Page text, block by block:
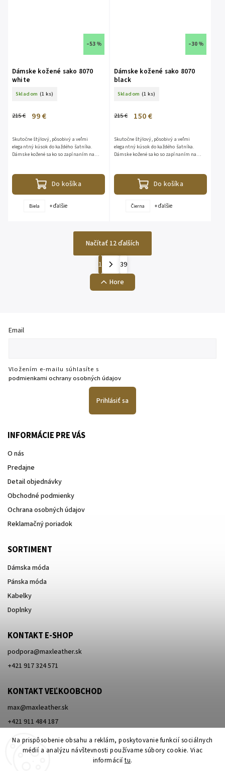
Na prispôsobenie obsahu a reklám, poskytovanie funkcií sociálnych
médií a analýzu návštevnosti používame súbory cookie. Viac
informáciítu.
–53 %
Dámske kožené sako 8070
white
Skladom (1 ks)
215 € 99 €
Do košíka
Skutočne štýlový, pôsobivý a veľmi
elegantný kúsok do každého šatníka.
Dámske kožené sako so zapínaním na
Biela + ďalšie
–30 %
Dámske kožené sako 8070
black
Skladom (1 ks)
215 € 150 €
Do košíka
Skutočne štýlový, pôsobivý a veľmi
elegantný kúsok do každého šatníka.
Dámske kožené sako so zapínaním na
Čierna + ďalšie
Načítať 12 ďalších
1
39
Hore
Email
Vložením e-mailu súhlasíte s
podmienkami ochrany osobných údajov
Prihlásiť sa
INFORMÁCIE PRE VÁS
O nás
Predajne
Detail objednávky
Obchodné podmienky
Ochrana osobných údajov
Reklamačný poriadok
SORTIMENT
Dámska móda
Pánska móda
Kabelky
Doplnky
KONTAKT E-SHOP
podpora@maxleather.sk
+421 917 324 571
KONTAKT VEĽKOOBCHOD
max@maxleather.sk
+421 911 484 187